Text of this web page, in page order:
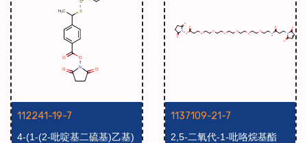
112241-19-7
4-(1-(2-吡啶基二硫基)乙基)
1137109-21-7
2,5-二氧代-1-吡咯烷基酯